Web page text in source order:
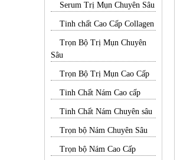
Serum Trị Mụn Chuyên Sâu
Tinh chất Cao Cấp Collagen
Trọn Bộ Trị Mụn Chuyên
Sâu
Trọn Bộ Trị Mụn Cao Cấp
Tinh Chất Nám Cao cấp
Tinh Chất Nám Chuyên sâu
Trọn bộ Nám Chuyên Sâu
Trọn bộ Nám Cao Cấp